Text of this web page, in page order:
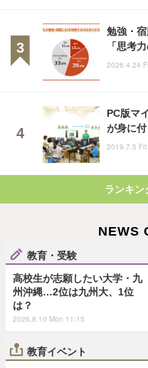
勉強・
「思考
2026.4.24
PC版マ
が身に
2019.7.5
ランキン
NEWS
教育・受験
高校生が志願したい大学・九
州沖縄…2位は九州大、1位
は？
2026.8.10 Mon 11:15
教育イベント